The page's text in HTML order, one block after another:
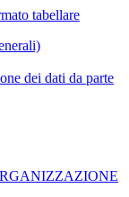
tabellare
dei dati da parte